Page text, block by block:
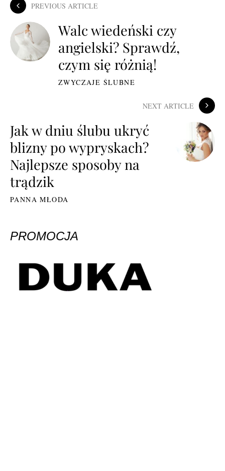
PREVIOUS ARTICLE
Walc wiedeński czy
angielski? Sprawdź,
czym się różnią!
ZWYCZAJE ŚLUBNE
NEXT ARTICLE
Jak w dniu ślubu ukryć
blizny po wypryskach?
Najlepsze sposoby na
trądzik
PANNA MŁODA
PROMOCJA